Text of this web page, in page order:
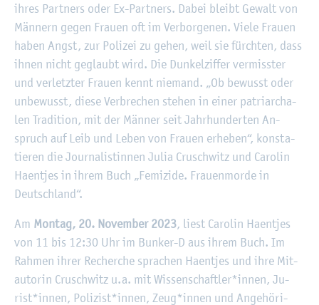
ihres Part­ners oder Ex-Part­ners. Dabei bleibt Ge­walt von
Män­nern gegen Frau­en oft im Ver­bor­ge­nen. Viele Frau­en
haben Angst, zur Po­li­zei zu gehen, weil sie fürch­ten, dass
ihnen nicht ge­glaubt wird. Die Dun­kel­zif­fer ver­miss­ter
und ver­letz­ter Frau­en kennt nie­mand. „Ob be­wusst oder
un­be­wusst, diese Ver­bre­chen ste­hen in einer pa­tri­ar­cha­
len Tra­di­ti­on, mit der Män­ner seit Jahr­hun­der­ten An­
spruch auf Leib und Leben von Frau­en er­he­ben“, kon­sta­
tie­ren die Jour­na­lis­tin­nen Julia Cru­sch­witz und Ca­ro­lin
Haent­jes in ihrem Buch „Fe­mi­zi­de. Frau­en­mor­de in
Deutsch­land“.
Am Mon­tag, 20. No­vem­ber 2023, liest Ca­ro­lin Haent­jes
von 11 bis 12:30 Uhr im Bun­ker-D aus ihrem Buch. Im
Rah­men ihrer Re­cher­che spra­chen Haent­jes und ihre Mit­
au­to­rin Cru­sch­witz u.a. mit Wis­sen­schaft­ler*innen, Ju­
rist*innen, Po­li­zist*innen, Zeug*innen und An­ge­hö­ri­